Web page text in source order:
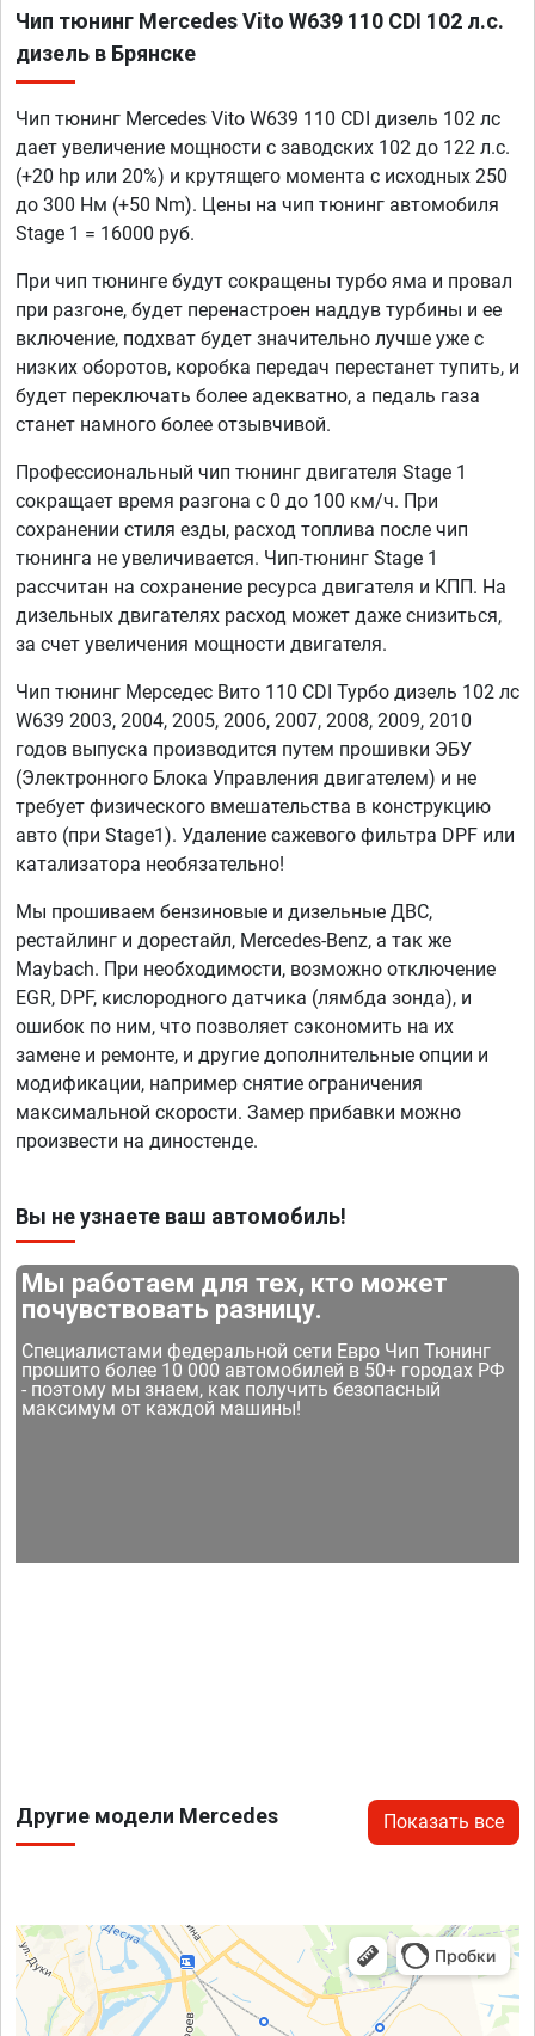
Чип тюнинг Mercedes Vito W639 110 CDI 102 л.с.
дизель в Брянске
Чип тюнинг Mercedes Vito W639 110 CDI дизель 102 лс
дает увеличение мощности с заводских 102 до 122 л.с.
(+20 hp или 20%) и крутящего момента с исходных 250
до 300 Нм (+50 Nm). Цены на чип тюнинг автомобиля
Stage 1 = 16000 руб.
При чип тюнинге будут сокращены турбо яма и провал
при разгоне, будет перенастроен наддув турбины и ее
включение, подхват будет значительно лучше уже с
низких оборотов, коробка передач перестанет тупить, и
будет переключать более адекватно, а педаль газа
станет намного более отзывчивой.
Профессиональный чип тюнинг двигателя Stage 1
сокращает время разгона с 0 до 100 км/ч. При
сохранении стиля езды, расход топлива после чип
тюнинга не увеличивается. Чип-тюнинг Stage 1
рассчитан на сохранение ресурса двигателя и КПП. На
дизельных двигателях расход может даже снизиться,
за счет увеличения мощности двигателя.
Чип тюнинг Мерседес Вито 110 CDI Турбо дизель 102 лс
W639 2003, 2004, 2005, 2006, 2007, 2008, 2009, 2010
годов выпуска производится путем прошивки ЭБУ
(Электронного Блока Управления двигателем) и не
требует физического вмешательства в конструкцию
авто (при Stage1). Удаление сажевого фильтра DPF или
катализатора необязательно!
Мы прошиваем бензиновые и дизельные ДВС,
рестайлинг и дорестайл, Mercedes-Benz, а так же
Maybach. При необходимости, возможно отключение
EGR, DPF, кислородного датчика (лямбда зонда), и
ошибок по ним, что позволяет сэкономить на их
замене и ремонте, и другие дополнительные опции и
модификации, например снятие ограничения
максимальной скорости. Замер прибавки можно
произвести на диностенде.
Вы не узнаете ваш автомобиль!
Мы работаем для тех, кто может
почувствовать разницу.
Специалистами федеральной сети Евро Чип Тюнинг
прошито более 10 000 автомобилей в 50+ городах РФ
- поэтому мы знаем, как получить безопасный
максимум от каждой машины!
Другие модели Mercedes Показать все